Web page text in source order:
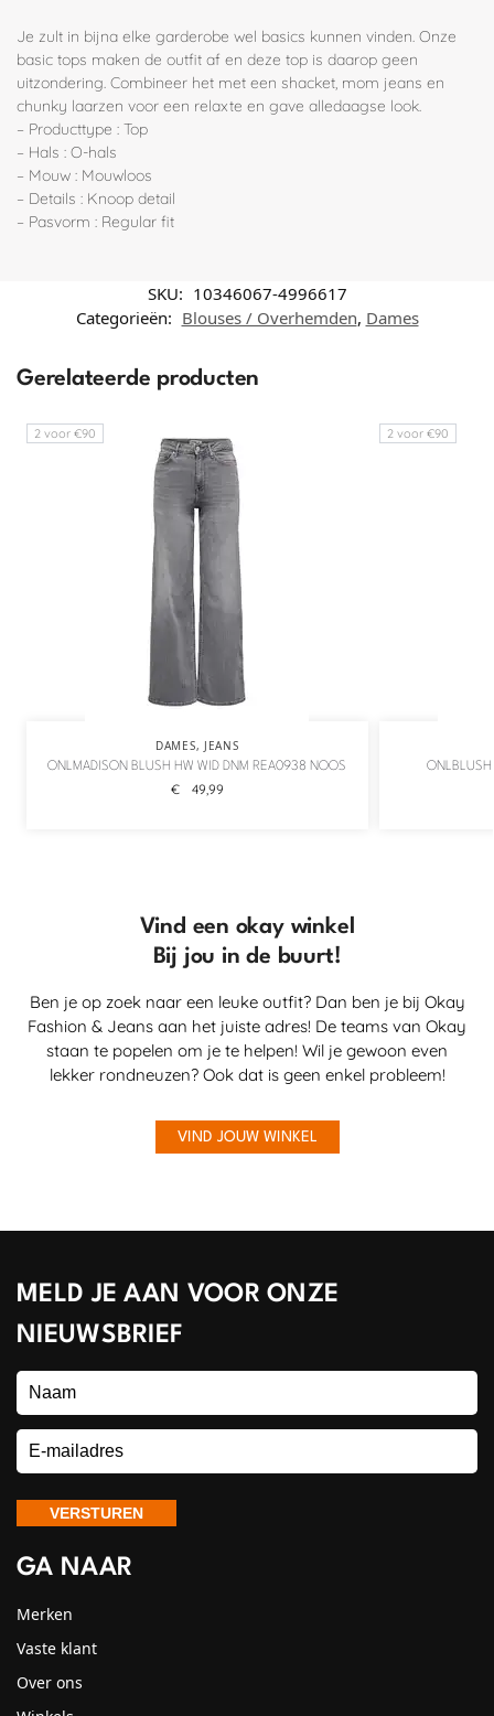
Je zult in bijna elke garderobe wel basics kunnen vinden. Onze
basic tops maken de outfit af en deze top is daarop geen
uitzondering. Combineer het met een shacket, mom jeans en
chunky laarzen voor een relaxte en gave alledaagse look.
– Producttype : Top
– Hals : O-hals
– Mouw : Mouwloos
– Details : Knoop detail
– Pasvorm : Regular fit
SKU: 10346067-4996617
Categorieën: Blouses / Overhemden, Dames
Gerelateerde producten
2 voor €90
DAMES, JEANS
ONLMADISON BLUSH HW WID DNM REA0938 NOOS
€ 49,99
2 voor €90
ONLBLUSH
Vind een okay winkel
Bij jou in de buurt!
Ben je op zoek naar een leuke outfit? Dan ben je bij Okay
Fashion & Jeans aan het juiste adres! De teams van Okay
staan te popelen om je te helpen! Wil je gewoon even
lekker rondneuzen? Ook dat is geen enkel probleem!
VIND JOUW WINKEL
MELD JE AAN VOOR ONZE
NIEUWSBRIEF
GA NAAR
Merken
Vaste klant
Over ons